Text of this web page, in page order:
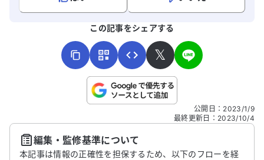
こちらは送信専用のフォームです。氏名やご自身の病気の詳細な
送信する
この記事をシェアする
𝕏
公開日 ： 2023/1/9
最終更新日 ： 2023/10/4
編集・監修基準について
本記事は情報の正確性を担保するため、以下のフローを経